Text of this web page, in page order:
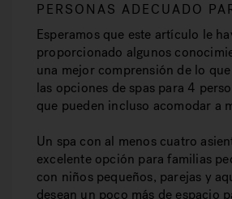
PERSONAS ADECUADO
Esperamos que este artículo le
proporcionado algunos
una mejor comprensión de lo
las opciones de spas para 4
que pueden incluso acomodar a
Un spa con al menos cuatro
excelente opción para familias
con niños pequeños, parejas y
desean un poco más de espacio